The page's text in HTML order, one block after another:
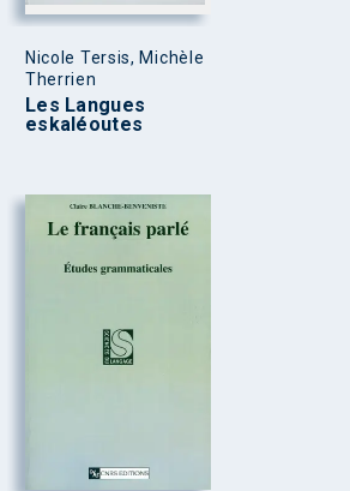
Nicole Tersis, Michèle
Therrien
Les Langues
eskaléoutes